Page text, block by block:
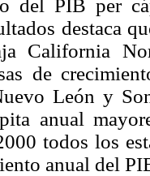
del PIB per
destaca
California
de
León y
anual
todos los
anual del